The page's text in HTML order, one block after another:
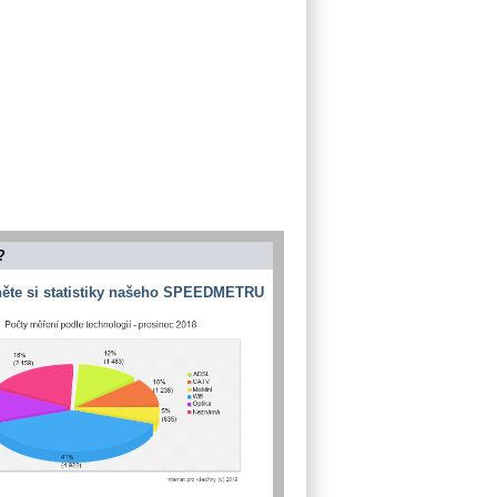
si statistiky našeho SPEEDMETRU